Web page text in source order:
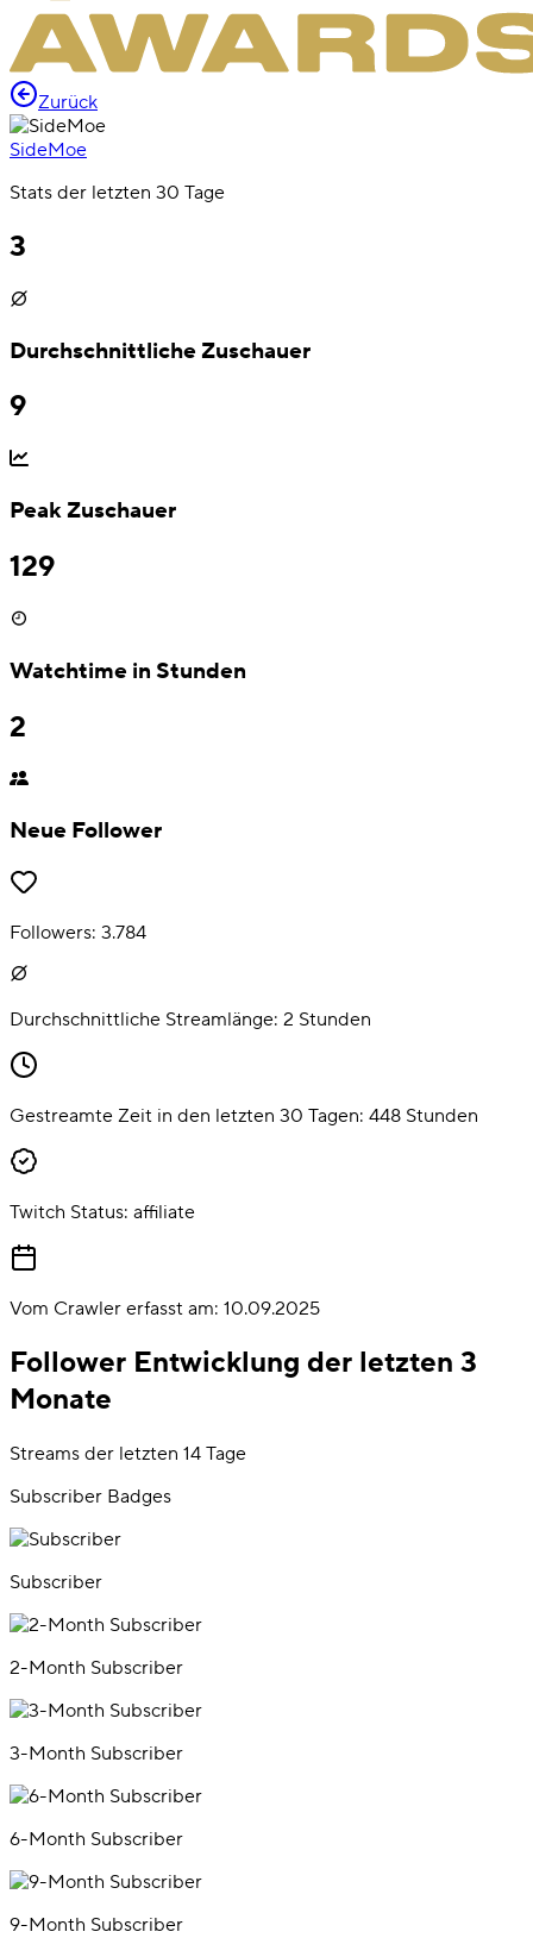
Zurück
SideMoe
Stats der letzten 30 Tage
3
Durchschnittliche Zuschauer
9
Peak Zuschauer
129
Watchtime in Stunden
2
Neue Follower
Followers: 3.784
Durchschnittliche Streamlänge: 2 Stunden
Gestreamte Zeit in den letzten 30 Tagen: 448 Stunden
Twitch Status: affiliate
Vom Crawler erfasst am: 10.09.2025
Follower Entwicklung der letzten 3
Monate
Streams der letzten 14 Tage
Subscriber Badges
Subscriber
2-Month Subscriber
3-Month Subscriber
6-Month Subscriber
9-Month Subscriber